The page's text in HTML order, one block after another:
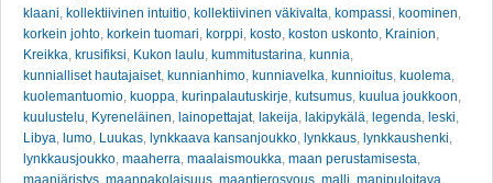
klaani, kollektiivinen intuitio, kollektiivinen väkivalta, kompassi, koominen,
korkein johto, korkein tuomari, korppi, kosto, koston uskonto, Krainion,
Kreikka, krusifiksi, Kukon laulu, kummitustarina, kunnia,
kunnialliset hautajaiset, kunnianhimo, kunniavelka, kunnioitus, kuolema,
kuolemantuomio, kuoppa, kurinpalautuskirje, kutsumus, kuulua joukkoon,
kuulustelu, Kyreneläinen, lainopettajat, lakeija, lakipykälä, legenda, leski,
Libya, lumo, Luukas, lynkkaava kansanjoukko, lynkkaus, lynkkaushenki,
lynkkausjoukko, maaherra, maalaismoukka, maan perustamisesta,
maanjäristys, maanpakolaisuus, maantierosvous, malli, manipuloitava,